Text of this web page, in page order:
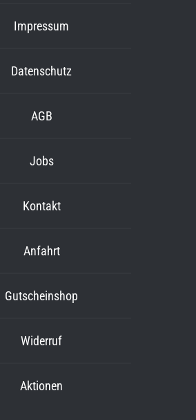
Impressum
Datenschutz
AGB
Jobs
Kontakt
Anfahrt
Gutscheinshop
Widerruf
Aktionen